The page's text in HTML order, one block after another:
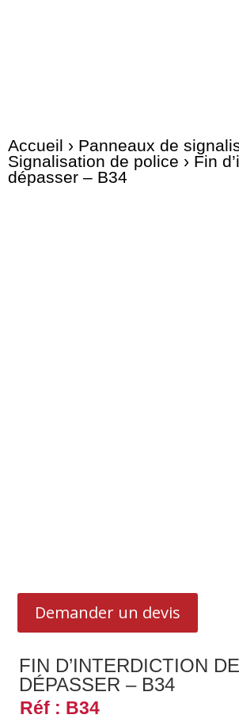
Accueil › Panneaux de
Signalisation de police › Fin
dépasser – B34
Demander un devis
FIN D’INTERDICTION DE
DÉPASSER – B34
Réf : B34